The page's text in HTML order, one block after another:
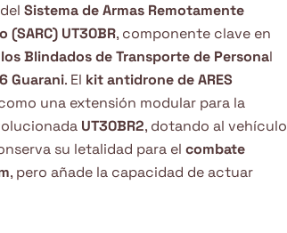
Sistema de Armas Remotamente
(SARC) UT30BR, componente clave en
Blindados de Transporte de Personal
Guarani. El kit antidrone de ARES
una extensión modular para la
UT30BR2, dotando al vehículo
su letalidad para el combate
, pero añade la capacidad de actuar